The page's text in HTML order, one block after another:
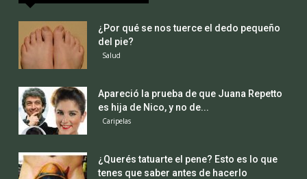
¿Por qué se nos tuerce el dedo pequeño
del pie?
Salud
Apareció la prueba de que Juana Repetto
es hija de Nico, y no de...
Caripelas
¿Querés tatuarte el pene? Esto es lo que
tenes que saber antes de hacerlo